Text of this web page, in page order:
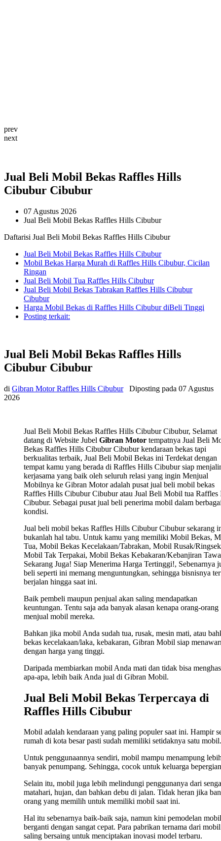
prev
next
Jual Beli Mobil Bekas Raffles Hills
Cibubur Cibubur
07 Agustus 2026
Jual Beli Mobil Bekas Raffles Hills Cibubur
Daftarisi Jual Beli Mobil Bekas Raffles Hills Cibubur
Jual Beli Mobil Bekas Raffles Hills Cibubur
Mobil Bekas Harga Murah di Raffles Hills Cibubur, Cicilan
Ringan
Jual Beli Mobil Tua Raffles Hills Cibubur
Jual Beli Mobil Bekas Tabrakan Raffles Hills Cibubur
Cibubur
Harga Mobil Bekas di Raffles Hills Cibubur diBeli Tinggi
Posting terkait:
Jual Beli Mobil Bekas Raffles Hills
Cibubur Cibubur
di Gibran Motor Raffles Hills Cibubur Diposting pada 07 Agustus
2026
Jual Beli Mobil Bekas Raffles Hills Cibubur Cibubur, Selamat
datang di Website Jubel Gibran Motor tempatnya Jual Beli
Bekas Raffles Hills Cibubur Cibubur kendaraan bekas tapi
berkualitas terbaik, Jual Beli Mobil Bekas ini Terdekat dengan
tempat kamu yang berada di Raffles Hills Cibubur siap
kerjasama yang baik oleh seluruh relasi yang ingin Menjual
Mobilnya ke Gibran Motor adalah pusat jual beli mobil bekas
Raffles Hills Cibubur Cibubur atau Jual Beli Mobil tua Raffles
Cibubur. Sebagai pusat jual beli penerima mobil dalam
kondisi.
Jual beli mobil bekas Raffles Hills Cibubur Cibubur sekarang
bukanlah hal tabu. Untuk kamu yang memiliki Mobil Bekas,
Tua, Mobil Bekas Kecelakaan/Tabrakan, Mobil Rusak/
Mobil Tak Terpakai, Mobil Bekas Kebakaran/Kebanjiran
Sekarang Juga! Siap Menerima Harga Tertinggi!, Sebenarnya
beli seperti ini memang menguntungkan, sehingga bisnisnya
berjalan hingga saat ini.
Baik pembeli maupun penjual akan saling mendapatkan
keuntungan. Tentu saja ada banyak alasan kenapa orang-orang
menjual mobil mereka.
Bahkan jika mobil Anda sudah tua, rusak, mesin mati, atau
bekas kecelakaan/laka, kebakaran, Gibran Mobil siap
dengan harga yang tinggi.
Daripada membiarkan mobil Anda mati dan tidak bisa
apa-apa, lebih baik Anda jual di Gibran Mobil.
Jual Beli Mobil Bekas Terpercaya di
Raffles Hills Cibubur
Mobil adalah kendaraan yang paling populer saat ini. Hampir
rumah di kota besar pasti sudah memiliki setidaknya satu mobil.
Untuk penggunaannya sendiri, mobil mampu menampung
banyak penumpang. Sehingga, cocok untuk keluarga
Selain itu, mobil juga lebih melindungi penggunanya dari
matahari, hujan, dan bahkan debu di jalan. Tidak heran jika
orang yang memilih untuk memiliki mobil saat ini.
Hal itu sebenarnya baik-baik saja, namun kini pemodelan mobil
berganti dengan sangat cepat. Para pabrikan ternama dari
saling bersaing untuk menciptakan inovasi model terbaru.